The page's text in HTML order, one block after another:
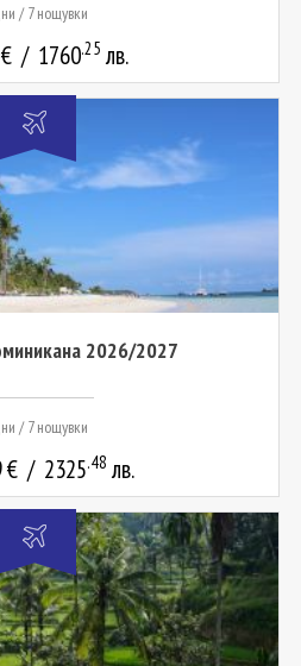
/ 7 нощувки
€ / 1760.25 лв.
2026/2027
/ 7 нощувки
€ / 2325.48 лв.